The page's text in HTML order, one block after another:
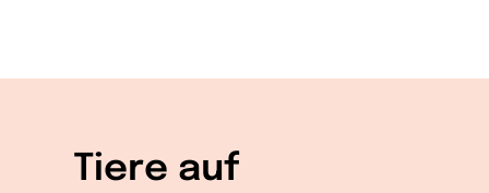
Tiere auf